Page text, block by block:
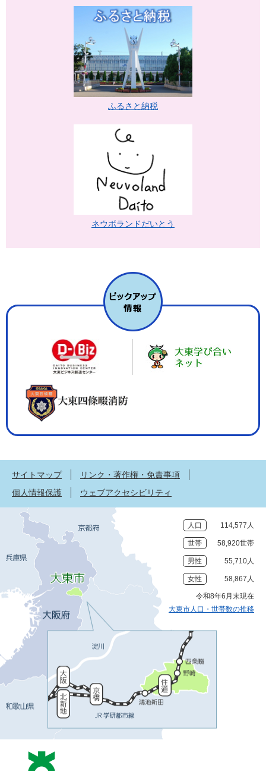
ふるさと納税
ネウボランドだいとう
サイトマップ
リンク・著作権・免責事項
個人情報保護
ウェブアクセシビリティ
人口 114,577人
世帯 58,920世帯
男性 55,710人
女性 58,867人
令和8年6月末現在
大東市人口・世帯数の推移